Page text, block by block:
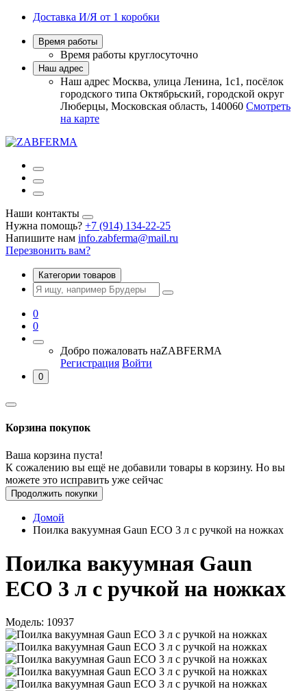
Доставка И/Я от 1 коробки
Время работы
Время работы круглосуточно
Наш адрес
Наш адрес Москва, улица Ленина, 1с1, посёлок
городского типа Октябрьский, городской округ
Люберцы, Московская область, 140060 Смотреть
на карте
Наши контакты
Нужна помощь? +7 (914) 134-22-25
Напишите нам info.zabferma@mail.ru
Перезвонить вам?
Категории товаров
0
0
Добро пожаловать наZABFERMA
Регистрация Войти
0
Корзина покупок
Ваша корзина пуста!
К сожалению вы ещё не добавили товары в корзину. Но вы
можете это исправить уже сейчас
Продолжить покупки
Домой
Поилка вакуумная Gaun ECO 3 л с ручкой на ножках
Поилка вакуумная Gaun
ECO 3 л с ручкой на ножках
Модель: 10937